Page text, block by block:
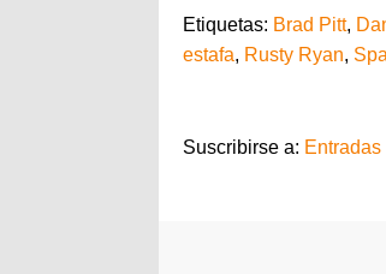
Etiquetas: Brad Pitt,
estafa, Rusty Ryan,
Suscribirse a: Entradas